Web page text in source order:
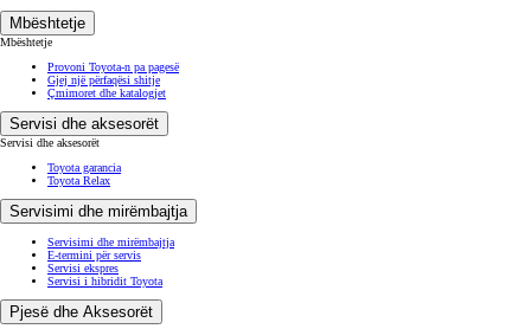
Mbështetje
Mbështetje
Provoni Toyota-n pa pagesë
Gjej një përfaqësi shitje
Çmimoret dhe katalogjet
Servisi dhe aksesorët
Servisi dhe aksesorët
Toyota garancia
Toyota Relax
Servisimi dhe mirëmbajtja
Servisimi dhe mirëmbajtja
E-termini për servis
Servisi ekspres
Servisi i hibridit Toyota
Pjesë dhe Aksesorët